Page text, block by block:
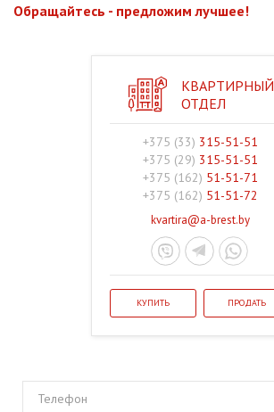
Обращайтесь - предложим лучшее!
КВАРТИРНЫЙ
ОТДЕЛ
+375 (33) 315-51-51
+375 (29) 315-51-51
+375 (162) 51-51-71
+375 (162) 51-51-72
kvartira@a-brest.by
КУПИТЬ ПРОДАТЬ
Телефон